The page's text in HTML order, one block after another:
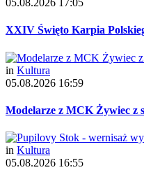
05.08.2026 17:05
XXIV Święto Karpia
in Kultura
05.08.2026 16:59
Modelarze z MCK Żywiec z
in Kultura
05.08.2026 16:55